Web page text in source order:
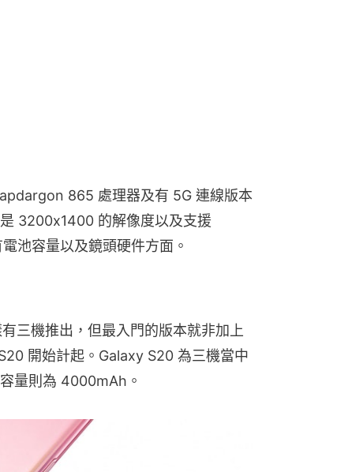
865 處理器及有 5G 連線版本
3200x1400 的解像度以及支援
池容量以及鏡頭硬件方面。
三機推出，但最入門的版本就非加上
開始計起。Galaxy S20 為三機當中
量則為 4000mAh。